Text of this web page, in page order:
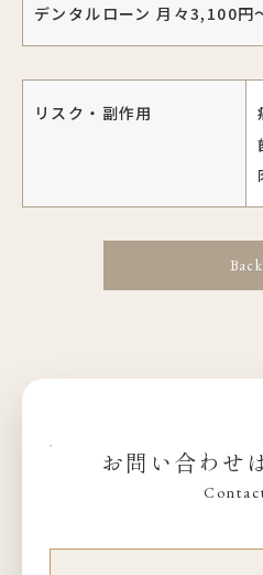
デンタルローン 月々3,100円
リスク・副作用
Back
お問い合わせ